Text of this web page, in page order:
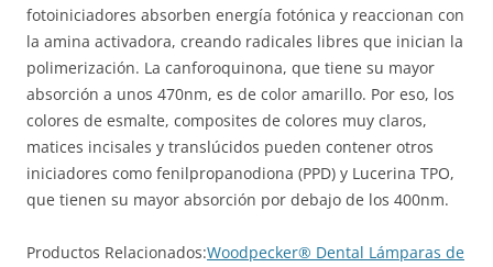
fotoiniciadores absorben energía fotónica y reaccionan con
la amina activadora, creando radicales libres que inician la
polimerización. La canforoquinona, que tiene su mayor
absorción a unos 470nm, es de color amarillo. Por eso, los
colores de esmalte, composites de colores muy claros,
matices incisales y translúcidos pueden contener otros
iniciadores como fenilpropanodiona (PPD) y Lucerina TPO,
que tienen su mayor absorción por debajo de los 400nm.
Productos Relacionados:Woodpecker® Dental Lámparas de